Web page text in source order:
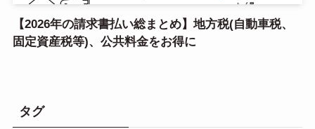
【2026年の請求書払い総まとめ】地方税(自動車税、
固定資産税等)、公共料金をお得に
タグ